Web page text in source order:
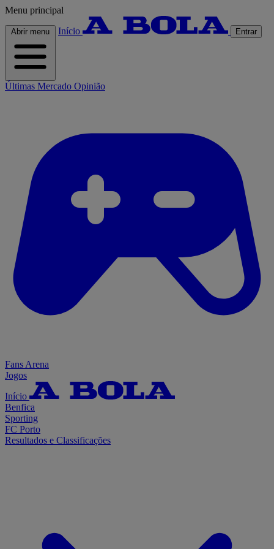
Menu principal
Abrir menu Início Entrar
Últimas Mercado Opinião
Fans Arena
Jogos
Início
Benfica
Sporting
FC Porto
Resultados e Classificações